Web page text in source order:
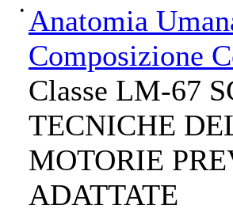
• Anatomia
Composizione
Classe LM-67
TECNICHE
MOTORIE
ADATTATE